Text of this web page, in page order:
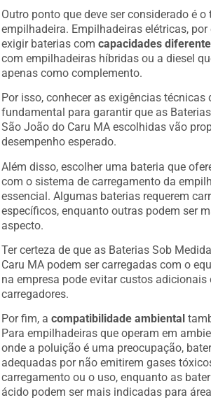
Outro ponto que deve ser considerado é o
empilhadeira. Empilhadeiras elétricas, por
exigir baterias comcapacidades
com empilhadeiras híbridas ou a diesel
apenas como complemento.
Por isso, conhecer as exigências técnicas
fundamental para garantir que as
São João do Caru MA escolhidas vão
desempenho esperado.
Além disso, escolher uma bateria que
com o sistema de carregamento da
essencial. Algumas baterias requerem
específicos, enquanto outras podem ser
aspecto.
Ter certeza de que as Baterias Sob
Caru MA podem ser carregadas com o
na empresa pode evitar custos adicionais
carregadores.
Por fim, acompatibilidade ambiental
Para empilhadeiras que operam em
onde a poluição é uma preocupação,
adequadas por não emitirem gases
carregamento ou o uso, enquanto as
ácido podem ser mais indicadas para